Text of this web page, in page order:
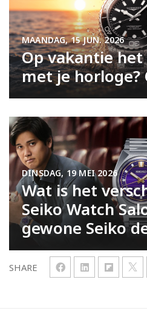
SHARE
Op vakantie
met je horloge?
MAANDAG, 15 JUN. 2026
Wat is het
Seiko Watch
gewone Seiko
DINSDAG, 19 MEI 2026